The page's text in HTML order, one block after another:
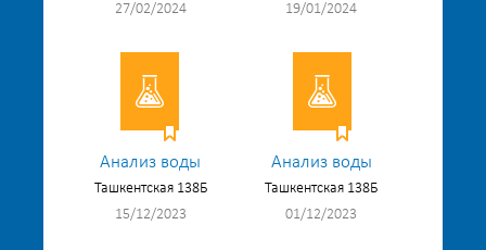
27/02/2024
19/01/2024
Анализ воды
Ташкентская 138Б
15/12/2023
Анализ воды
Ташкентская 138Б
01/12/2023